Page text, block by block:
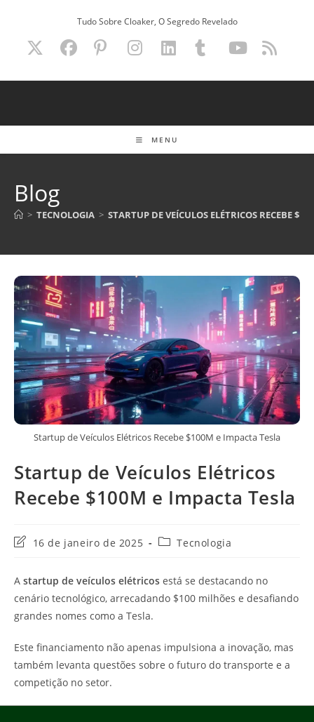
Tudo Sobre Cloaker, O Segredo Revelado
MENU
Blog
> TECNOLOGIA > STARTUP DE VEÍCULOS ELÉTRICOS RECEBE
Startup de Veículos Elétricos Recebe $100M e Impacta Tesla
Startup de Veículos Elétricos
Recebe $100M e Impacta Tesla
Última
post:
16 de janeiro de 2025
Categoria
Tecnologia
A startup de veículos elétricos está se destacando no
cenário tecnológico, arrecadando $100 milhões e desafiando
grandes nomes como a Tesla.
Este financiamento não apenas impulsiona a inovação, mas
também levanta questões sobre o futuro do transporte e a
competição no setor.